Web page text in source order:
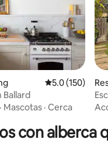
evaluacionesCalificación
5.0 (150)
Ballard
· Mascotas · Cerca
con alberca